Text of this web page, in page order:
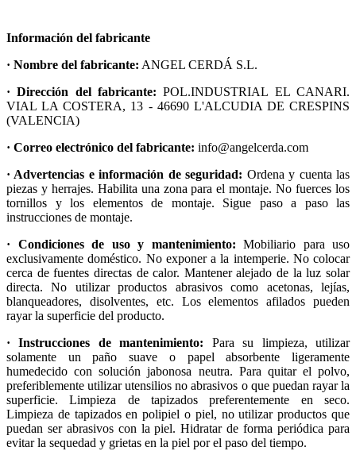
Información del fabricante
· Nombre del fabricante: ANGEL CERDÁ S.L.
· Dirección del fabricante: POL.INDUSTRIAL EL CANARI.
VIAL LA COSTERA, 13 - 46690 L'ALCUDIA DE CRESPINS
(VALENCIA)
· Correo electrónico del fabricante: info@angelcerda.com
· Advertencias e información de seguridad: Ordena y cuenta las
piezas y herrajes. Habilita una zona para el montaje. No fuerces los
tornillos y los elementos de montaje. Sigue paso a paso las
instrucciones de montaje.
· Condiciones de uso y mantenimiento: Mobiliario para uso
exclusivamente doméstico. No exponer a la intemperie. No colocar
cerca de fuentes directas de calor. Mantener alejado de la luz solar
directa. No utilizar productos abrasivos como acetonas, lejías,
blanqueadores, disolventes, etc. Los elementos afilados pueden
rayar la superficie del producto.
· Instrucciones de mantenimiento: Para su limpieza, utilizar
solamente un paño suave o papel absorbente ligeramente
humedecido con solución jabonosa neutra. Para quitar el polvo,
preferiblemente utilizar utensilios no abrasivos o que puedan rayar la
superficie. Limpieza de tapizados preferentemente en seco.
Limpieza de tapizados en polipiel o piel, no utilizar productos que
puedan ser abrasivos con la piel. Hidratar de forma periódica para
evitar la sequedad y grietas en la piel por el paso del tiempo.